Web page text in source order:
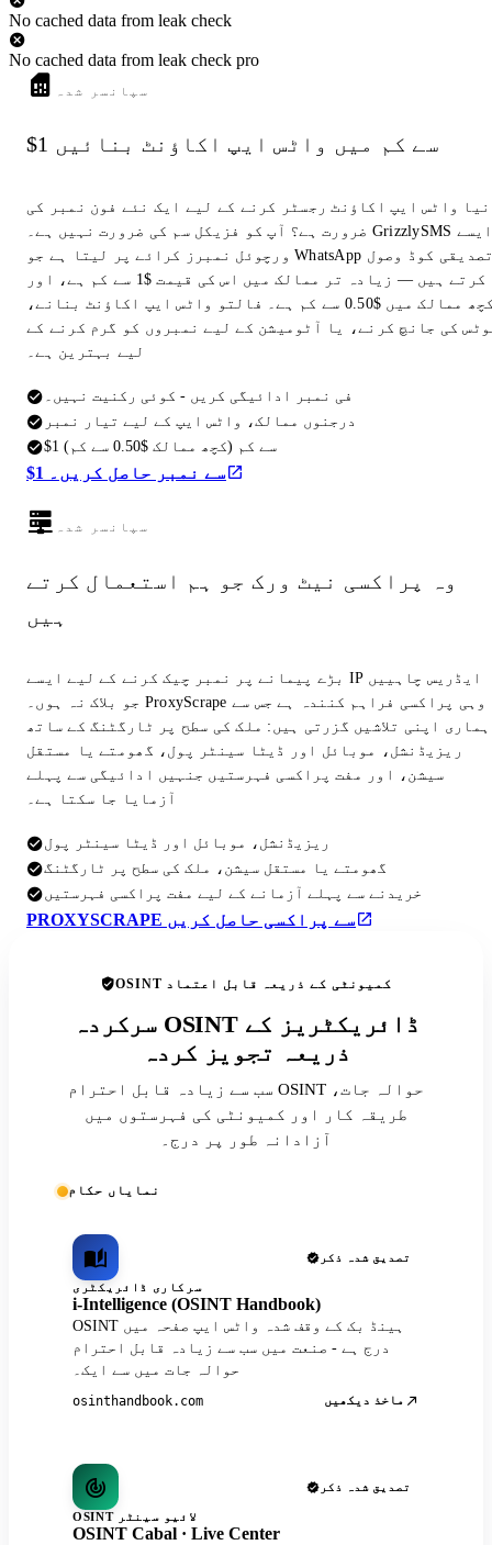
No cached data from leak check
No cached data from leak check pro
سپانسر شدہ
$1 سے کم میں واٹس ایپ اکاؤنٹ بنائیں
نیا واٹس ایپ اکاؤنٹ رجسٹر کرنے کے لیے ایک نئے فون نمبر کی
ضرورت ہے؟ آپ کو فزیکل سم کی ضرورت نہیں ہے۔ GrizzlySMS ایسے
ورچوئل نمبرز کرائے پر لیتا ہے جو WhatsApp تصدیقی کوڈ وصول
کرتے ہیں — زیادہ تر ممالک میں اس کی قیمت $1 سے کم ہے، اور
کچھ ممالک میں $0.50 سے کم ہے۔ فالتو واٹس ایپ اکاؤنٹ بنانے،
کی جانچ کرنے، یا آٹومیشن کے لیے نمبروں کو گرم کرنے کے
لیے بہترین ہے۔
فی نمبر ادائیگی کریں - کوئی رکنیت نہیں۔
درجنوں ممالک، واٹس ایپ کے لیے تیار نمبر
$1 سے کم (کچھ ممالک $0.50 سے کم)
$1 سے نمبر حاصل کریں۔
سپانسر شدہ
وہ پراکسی نیٹ ورک جو ہم استعمال کرتے
ہیں
بڑے پیمانے پر نمبر چیک کرنے کے لیے ایسے IP ایڈریس چاہییں
جو بلاک نہ ہوں۔ ProxyScrape وہی پراکسی فراہم کنندہ ہے جس سے
ہماری اپنی تلاشیں گزرتی ہیں: ملک کی سطح پر ٹارگٹنگ کے ساتھ
ریزیڈنشل، موبائل اور ڈیٹا سینٹر پول، گھومتے یا مستقل
سیشن، اور مفت پراکسی فہرستیں جنہیں ادائیگی سے پہلے
آزمایا جا سکتا ہے۔
ریزیڈنشل، موبائل اور ڈیٹا سینٹر پول
گھومتے یا مستقل سیشن، ملک کی سطح پر ٹارگٹنگ
خریدنے سے پہلے آزمانے کے لیے مفت پراکسی فہرستیں
PROXYSCRAPE سے پراکسی حاصل کریں
OSINT کمیونٹی کے ذریعہ قابل اعتماد
سرکردہ OSINT ڈائریکٹریز کے
ذریعہ تجویز کردہ
سب سے زیادہ قابل احترام OSINT حوالہ جات،
طریقہ کار اور کمیونٹی کی فہرستوں میں
آزادانہ طور پر درج۔
نمایاں حکام
تصدیق شدہ ذکر
سرکاری ڈائریکٹری
i-Intelligence (OSINT Handbook)
OSINT ہینڈ بک کے وقف شدہ واٹس ایپ صفحہ میں
درج ہے - صنعت میں سب سے زیادہ قابل احترام
حوالہ جات میں سے ایک۔
osinthandbook.com ماخذ دیکھیں
تصدیق شدہ ذکر
OSINT لائیو سینٹر
OSINT Cabal · Live Center